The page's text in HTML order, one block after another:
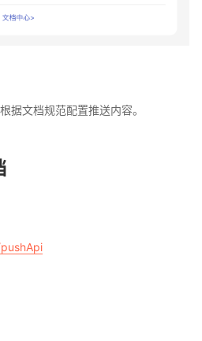
据文档规范配置推送内容。